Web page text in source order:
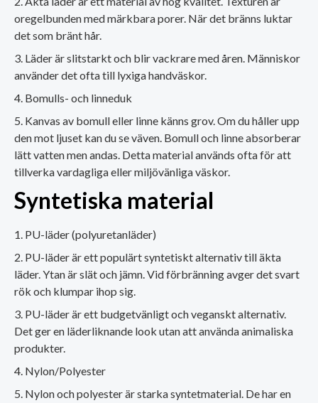
oregelbunden med märkbara porer. När det bränns luktar
det som bränt hår.
Läder är slitstarkt och blir vackrare med åren. Människor
använder det ofta till lyxiga handväskor.
Bomulls- och linneduk
Kanvas av bomull eller linne känns grov. Om du håller upp
den mot ljuset kan du se väven. Bomull och linne absorberar
lätt vatten men andas. Detta material används ofta för att
tillverka vardagliga eller miljövänliga väskor.
Syntetiska material
PU-läder (polyuretanläder)
PU-läder är ett populärt syntetiskt alternativ till äkta
läder. Ytan är slät och jämn. Vid förbränning avger det svart
rök och klumpar ihop sig.
PU-läder är ett budgetvänligt och veganskt alternativ.
Det ger en läderliknande look utan att använda animaliska
produkter.
Nylon/Polyester
Nylon och polyester är starka syntetmaterial. De har en